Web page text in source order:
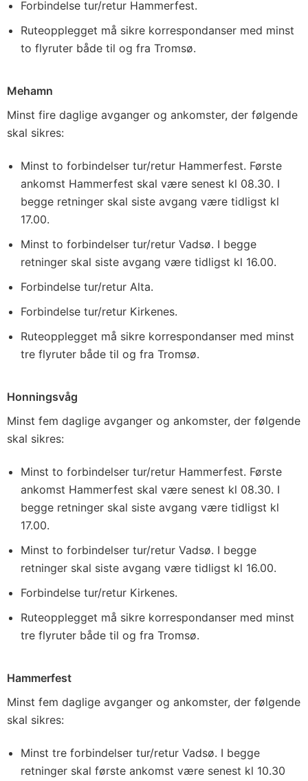
Forbindelse tur/retur Hammerfest.
Ruteopplegget må sikre korrespondanser med minst
to flyruter både til og fra Tromsø.
Mehamn
Minst fire daglige avganger og ankomster, der følgende
skal sikres:
Minst to forbindelser tur/retur Hammerfest. Første
ankomst Hammerfest skal være senest kl 08.30. I
begge retninger skal siste avgang være tidligst kl
17.00.
Minst to forbindelser tur/retur Vadsø. I begge
retninger skal siste avgang være tidligst kl 16.00.
Forbindelse tur/retur Alta.
Forbindelse tur/retur Kirkenes.
Ruteopplegget må sikre korrespondanser med minst
tre flyruter både til og fra Tromsø.
Honningsvåg
Minst fem daglige avganger og ankomster, der følgende
skal sikres:
Minst to forbindelser tur/retur Hammerfest. Første
ankomst Hammerfest skal være senest kl 08.30. I
begge retninger skal siste avgang være tidligst kl
17.00.
Minst to forbindelser tur/retur Vadsø. I begge
retninger skal siste avgang være tidligst kl 16.00.
Forbindelse tur/retur Kirkenes.
Ruteopplegget må sikre korrespondanser med minst
tre flyruter både til og fra Tromsø.
Hammerfest
Minst fem daglige avganger og ankomster, der følgende
skal sikres:
Minst tre forbindelser tur/retur Vadsø. I begge
retninger skal første ankomst være senest kl 10.30